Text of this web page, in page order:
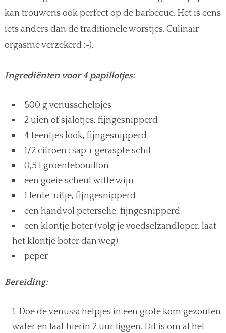
kan trouwens ook perfect op de barbecue. Het is eens
iets anders dan de traditionele worstjes. Culinair
orgasme verzekerd :-).
Ingrediënten voor 4 papillotjes:
500 g venusschelpjes
2 uien of sjalotjes, fijngesnipperd
4 teentjes look, fijngesnipperd
1/2 citroen : sap + geraspte schil
0,5 l groentebouillon
een goeie scheut witte wijn
1 lente-uitje, fijngesnipperd
een handvol peterselie, fijngesnipperd
een klontje boter (volg je voedselzandloper, laat
het klontje boter dan weg)
peper
Bereiding:
Doe de venusschelpjes in een grote kom gezouten
water en laat hierin 2 uur liggen. Dit is om al het